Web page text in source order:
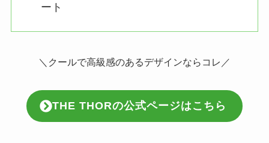
ート
＼クールで高級感のあるデザインならコレ／
THE THORの公式ページはこちら